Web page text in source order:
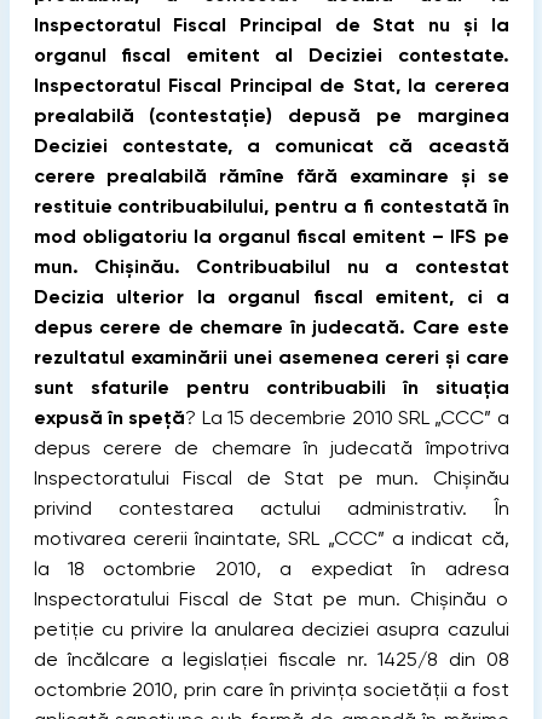
Inspectoratul Fiscal Principal de Stat nu și la
organul ﬁscal emitent al Deciziei contestate.
Inspectoratul Fiscal Principal de Stat, la cererea
prealabilă (contestație) depusă pe marginea
Deciziei contestate, a comunicat că această
cerere prealabilă rămîne fără examinare și se
restituie contribuabilului, pentru a ﬁ contestată în
mod obligatoriu la organul ﬁscal emitent – IFS pe
mun. Chișinău. Contribuabilul nu a contestat
Decizia ulterior la organul ﬁscal emitent, ci a
depus cerere de chemare în judecată. Care este
rezultatul examinării unei asemenea cereri și care
sunt sfaturile pentru contribuabili în situația
expusă în speță? La 15 decembrie 2010 SRL „CCC” a
depus cerere de chemare în judecată împotriva
Inspectoratului Fiscal de Stat pe mun. Chișinău
privind contestarea actului administrativ. În
motivarea cererii înaintate, SRL „CCC” a indicat că,
la 18 octombrie 2010, a expediat în adresa
Inspectoratului Fiscal de Stat pe mun. Chișinău o
petiţie cu privire la anularea deciziei asupra cazului
de încălcare a legislaţiei ﬁscale nr. 1425/8 din 08
octombrie 2010, prin care în privinţa societăţii a fost